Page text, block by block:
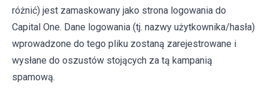
różnić) jest zamaskowany jako strona logowania do
Capital One. Dane logowania (tj. nazwy użytkownika/hasła)
wprowadzone do tego pliku zostaną zarejestrowane i
wysłane do oszustów stojących za tą kampanią
spamową.